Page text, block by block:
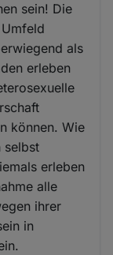
sein! Die
als
erleben
können. Wie
selbst
erleben
alle
ihrer
in